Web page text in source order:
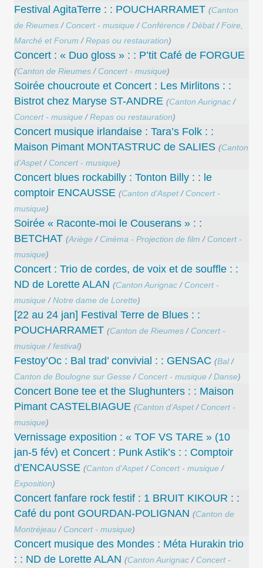
Festival AgitaTerre : : POUCHARRAMET (Canton
de Rieumes/ Concert - musique/ Conférence/Débat/Foire,
Marché et Forum /Repas ou restauration)
Concert : « Duo gloss » : : P’tit Café de FORGUE
(Canton de Rieumes/ Concert - musique)
Soirée choucroute et Concert : Les Mirlitons : :
Bistrot chez Maryse ST-ANDRE (Canton Aurignac/
Concert - musique/Repas ou restauration)
Concert musique irlandaise : Tara’s Folk : :
Maison Pimant MONTASTRUC de SALIES (Canton
d’Aspet/ Concert - musique)
Concert blues rockabilly : Tonton Billy : : le
comptoir ENCAUSSE (Canton d’Aspet/ Concert -
musique)
Soirée « Raconte-moi le Couserans » : :
BETCHAT (Ariège/ Cinéma - Projection de film / Concert -
musique)
Concert : Trio de cordes, de voix et de souffle : :
ND de Lorette ALAN (Canton Aurignac/ Concert -
musique/Notre dame de Lorette)
[22 au 24 jan] Festival Terre de Blues : :
POUCHARRAMET (Canton de Rieumes/ Concert -
musique/festival)
Festoy’Oc : Bal trad’ convivial : : GENSAC (Bal/
Canton de Boulogne sur Gesse/ Concert - musique/Danse)
Concert Bone tee et the Slughunters : : Maison
Pimant CASTELBIAGUE (Canton d’Aspet/ Concert -
musique)
Vernissage exposition : « TOF VS TARE » (10
jan-5 fév) et Concert : Punk Astik’s : : Comptoir
d’ENCAUSSE (Canton d’Aspet/ Concert - musique/
Exposition)
Concert fanfare rock festif : 1 BRUIT KIKOUR : :
Café du pont GOURDAN-POLIGNAN (Canton de
Montréjeau/ Concert - musique)
Concert musique des Mondes : Méta Hurakin trio
: : ND de Lorette ALAN (Canton Aurignac/ Concert -